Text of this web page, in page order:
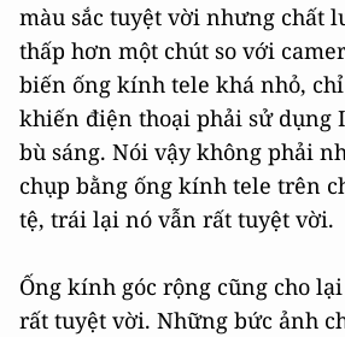
màu sắc tuyệt vời nhưng chất
thấp hơn một chút so với
biến ống kính tele khá nhỏ,
khiến điện thoại phải sử dụng
bù sáng. Nói vậy không phải
chụp bằng ống kính tele trên
tệ, trái lại nó vẫn rất tuyệt vời.
Ống kính góc rộng cũng cho
rất tuyệt vời. Những bức ảnh